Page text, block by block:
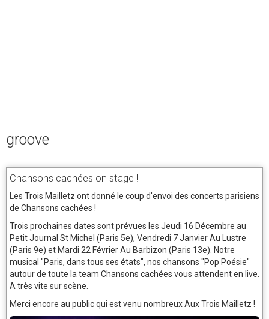
groove
Chansons cachées on stage !
Les Trois Mailletz ont donné le coup d'envoi des concerts parisiens
de Chansons cachées !
Trois prochaines dates sont prévues les Jeudi 16 Décembre au
Petit Journal St Michel (Paris 5e), Vendredi 7 Janvier Au Lustre
(Paris 9e) et Mardi 22 Février Au Barbizon (Paris 13e). Notre
musical "Paris, dans tous ses états", nos chansons "Pop Poésie"
autour de toute la team Chansons cachées vous attendent en live.
A très vite sur scène.
Merci encore au public qui est venu nombreux Aux Trois Mailletz !